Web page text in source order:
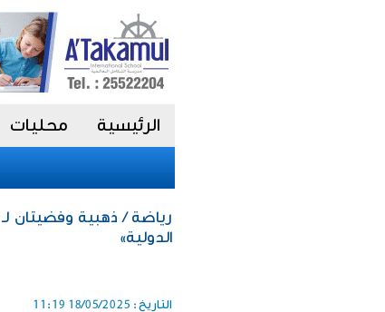
الرئيسية محليات
رياضة / ذهبية وفضيتان لـ
الدولية»
التاريخ : 18/05/2025 11:19